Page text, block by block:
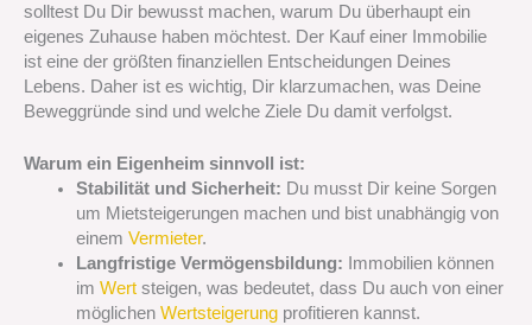
solltest Du Dir bewusst machen, warum Du überhaupt ein
eigenes Zuhause haben möchtest. Der Kauf einer Immobilie
ist eine der größten finanziellen Entscheidungen Deines
Lebens. Daher ist es wichtig, Dir klarzumachen, was Deine
Beweggründe sind und welche Ziele Du damit verfolgst.
Warum ein Eigenheim sinnvoll ist:
Stabilität und Sicherheit: Du musst Dir keine Sorgen
um Mietsteigerungen machen und bist unabhängig von
einem Vermieter.
Langfristige Vermögensbildung: Immobilien können
im Wertsteigen, was bedeutet, dass Du auch von einer
möglichen Wertsteigerungprofitieren kannst.